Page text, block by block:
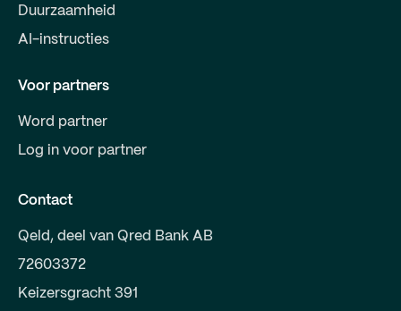
Duurzaamheid
AI-instructies
Voor partners
Word partner
Log in voor partner
Contact
Qeld, deel van Qred Bank AB
72603372
Keizersgracht 391